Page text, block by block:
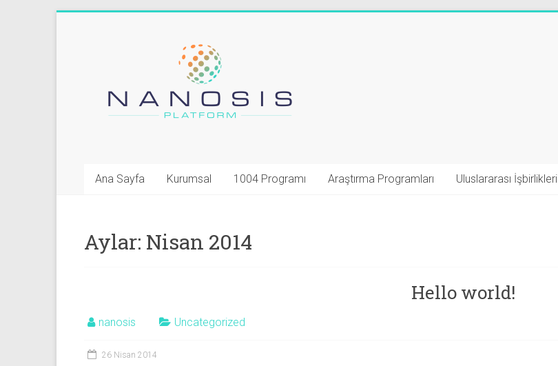
NANOSIS
Platformu
Tümleşik,
Sistemler
Ana Sayfa Kurumsal 1004 Programı Araştırma Programları Uluslararası İşbirlikleri
Aylar: Nisan 2014
Hello world!
nanosis Uncategorized
26 Nisan 2014